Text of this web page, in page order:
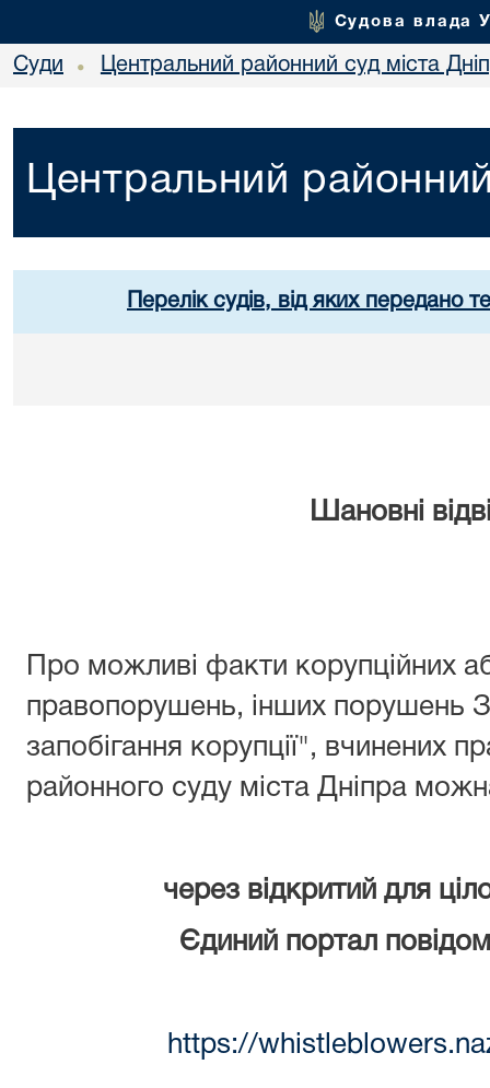
Судова влада
Суди • Центральний районний суд міста
Центральний
Перелік судів, від яких передано
Шановні
Про можливі факти корупційних
правопорушень, інших порушень
запобігання корупції", вчинених
районного суду міста Дніпра
через відкритий для
Єдиний портал
https://